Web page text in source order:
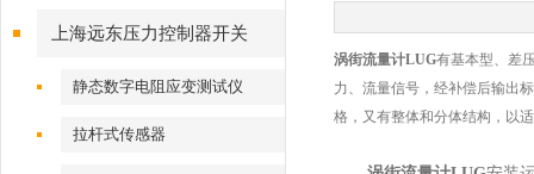
上海远东压力控制器开关
静态数字电阻应变测试仪
拉杆式传感器
涡街流量计LUG有基本型、差
力、流量信号，经补偿后输出
格，又有整体和分体结构，以